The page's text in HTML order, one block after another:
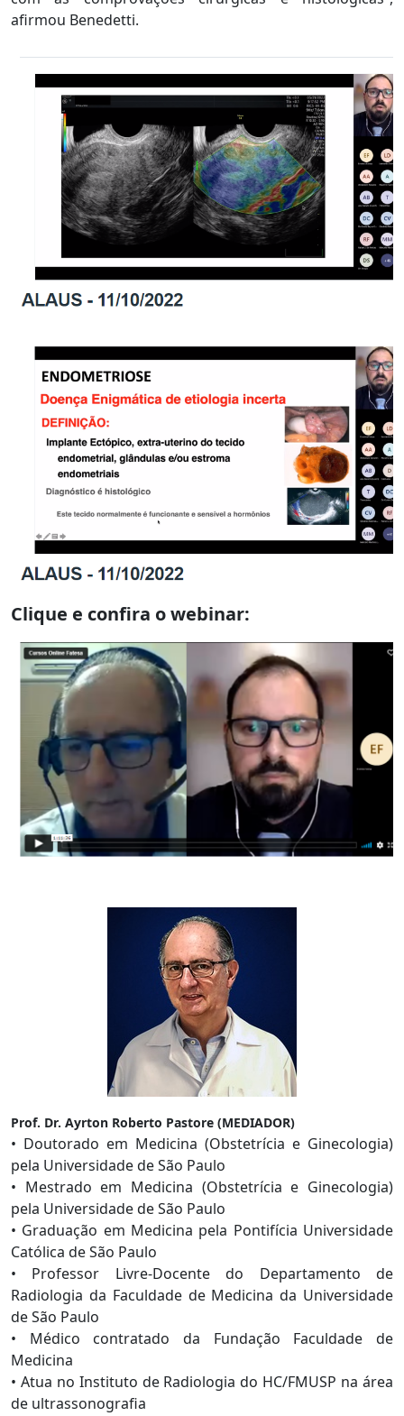
afirmou Benedetti.
Clique e confira o webinar:
Prof. Dr. Ayrton Roberto Pastore (MEDIADOR)
• Doutorado em Medicina (Obstetrícia e Ginecologia)
pela Universidade de São Paulo
• Mestrado em Medicina (Obstetrícia e Ginecologia)
pela Universidade de São Paulo
• Graduação em Medicina pela Pontifícia Universidade
Católica de São Paulo
• Professor Livre-Docente do Departamento de
Radiologia da Faculdade de Medicina da Universidade
de São Paulo
• Médico contratado da Fundação Faculdade de
Medicina
• Atua no Instituto de Radiologia do HC/FMUSP na área
de ultrassonografia